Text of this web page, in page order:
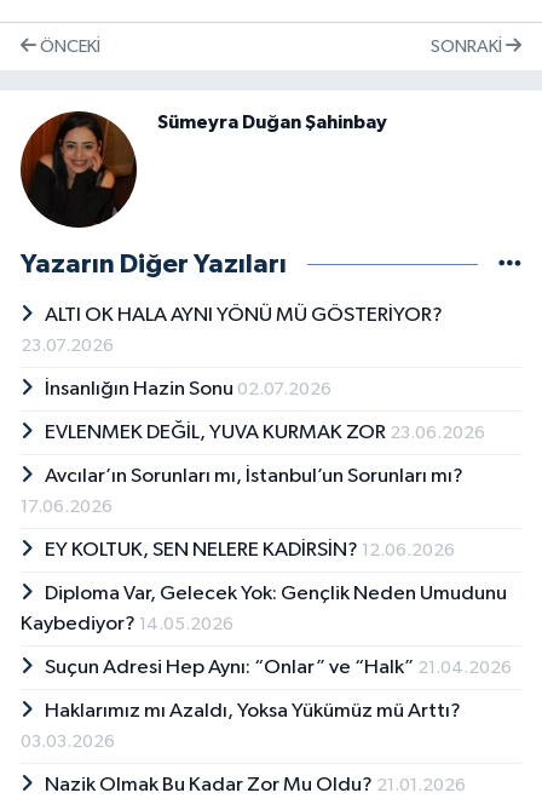
ÖNCEKI SONRAKI
Sümeyra Duğan Şahinbay
Yazarın Diğer Yazıları
ALTI OK HALA AYNI YÖNÜ MÜ GÖSTERİYOR?
23.07.2026
İnsanlığın Hazin Sonu 02.07.2026
EVLENMEK DEĞİL, YUVA KURMAK ZOR 23.06.2026
Avcılar’ın Sorunları mı, İstanbul’un Sorunları mı?
17.06.2026
EY KOLTUK, SEN NELERE KADİRSİN? 12.06.2026
Diploma Var, Gelecek Yok: Gençlik Neden Umudunu
Kaybediyor? 14.05.2026
Suçun Adresi Hep Aynı: “Onlar” ve “Halk” 21.04.2026
Haklarımız mı Azaldı, Yoksa Yükümüz mü Arttı?
03.03.2026
Nazik Olmak Bu Kadar Zor Mu Oldu? 21.01.2026